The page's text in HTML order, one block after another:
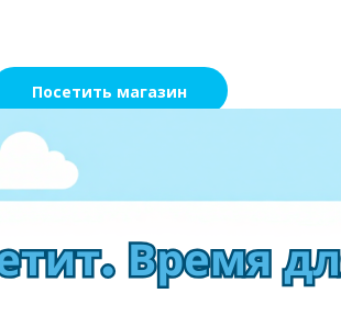
Посетить магазин